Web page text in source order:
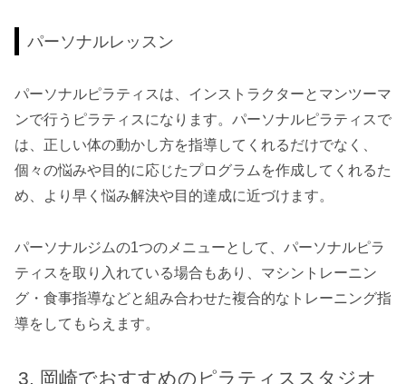
パーソナルレッスン
パーソナルピラティスは、インストラクターとマンツーマ
ンで行うピラティスになります。パーソナルピラティスで
は、正しい体の動かし方を指導してくれるだけでなく、
個々の悩みや目的に応じたプログラムを作成してくれるた
め、より早く悩み解決や目的達成に近づけます。
パーソナルジムの1つのメニューとして、パーソナルピラ
ティスを取り入れている場合もあり、マシントレーニン
グ・食事指導などと組み合わせた複合的なトレーニング指
導をしてもらえます。
岡崎でおすすめのピラティススタジオ